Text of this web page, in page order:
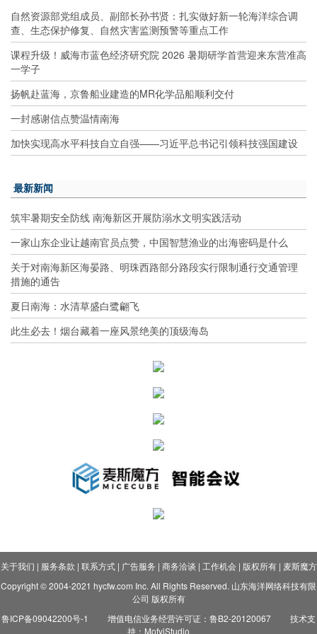
自然资源部党组成员、副部长孙书贤：扎实做好新一轮海洋综合调
查、生态保护修复、自然灾害监测预警等重点工作
课程升级！威海市蓝色经济研究院 2026 暑期研学首营迎来东营准高
一学子
扬帆赴蓝海，京鲁船业建造的MR化学品船顺利交付
一封感谢信点赞温情南海
加快实现高水平科技自立自强——习近平总书记引领科技强国建设
最新新闻
筑牢暑期安全防线 南海新区开展防溺水文明实践活动
一家山东企业让越南官员点赞，中国智慧渔业的出海密码是什么
关于对南海新区海晏路、明珠西路部分路段实行限制通行交通管理
措施的通告
夏日南海：水清草盛白鹭翩飞
此生必去！烟台藏着一座风景绝美的顶级海岛
关于我们 | 服务条款 | 联系方式| 广告服务 | 商务洽谈 | 工作机会| 版权所有| 麦斯魔方
Copyright © 2004-2021 hycfw.com Inc. All Rights Reserved. 山东海洋网络科技有限
公司 版权所有
鲁ICP备09042200号-1
增值电信业务经营许可证：鲁B2-20120067
技术支
持：MofyiStudio